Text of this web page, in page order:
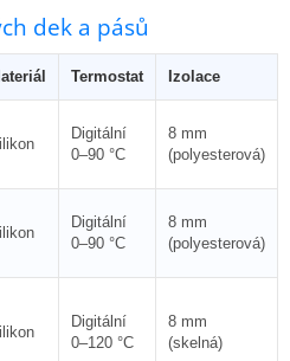
dek a pásů
Termostat Izolace
Digitální
0–90 °C
8 mm
(polyesterová)
Digitální
0–90 °C
8 mm
(polyesterová)
Digitální
0–120 °C
8 mm
(skelná)